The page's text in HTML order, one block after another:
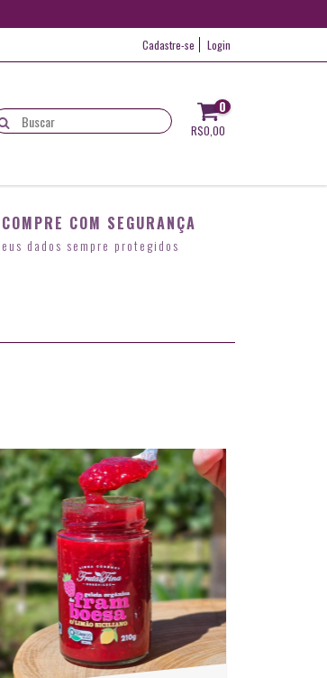
Cadastre-se Login
0
R$0,00
COMPRE COM SEGURANÇA
dados sempre protegidos